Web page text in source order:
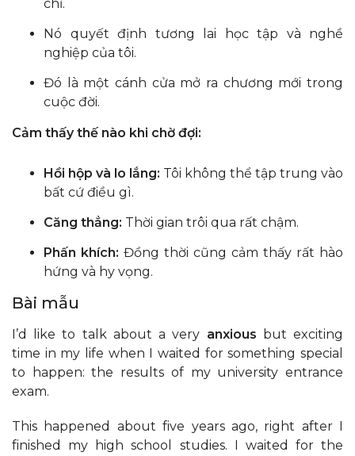
chỉ.
Nó quyết định tương lai học tập và nghề
nghiệp của tôi.
Đó là một cánh cửa mở ra chương mới trong
cuộc đời.
Cảm thấy thế nào khi chờ đợi:
Hồi hộp và lo lắng: Tôi không thể tập trung vào
bất cứ điều gì.
Căng thẳng: Thời gian trôi qua rất chậm.
Phấn khích: Đồng thời cũng cảm thấy rất hào
hứng và hy vọng.
Bài mẫu
I’d like to talk about a very anxious but exciting
time in my life when I waited for something special
to happen: the results of my university entrance
exam.
This happened about five years ago, right after I
finished my high school studies. I waited for the